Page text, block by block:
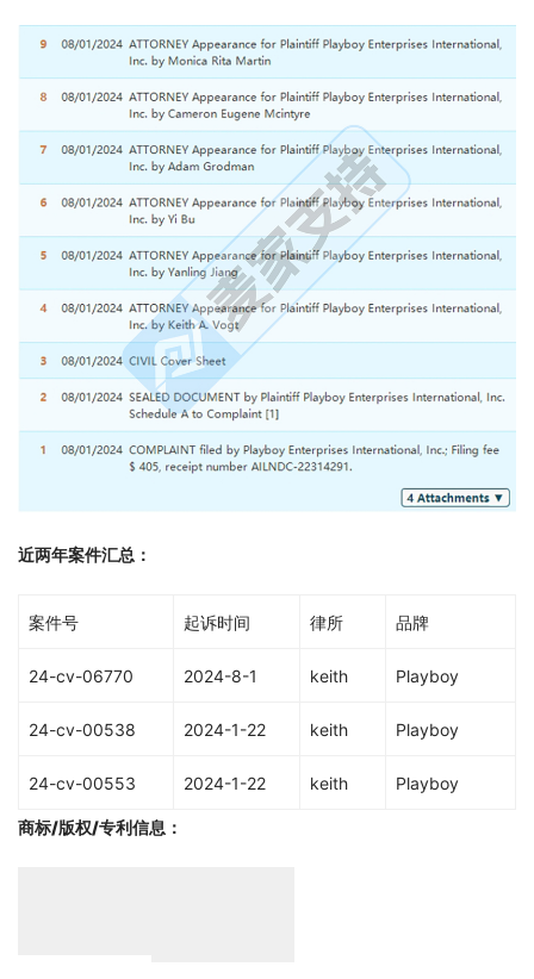
近两年案件汇总：
案件号 起诉时间 律所 品牌
24-cv-06770 2024-8-1 keith Playboy
24-cv-00538 2024-1-22 keith Playboy
24-cv-00553 2024-1-22 keith Playboy
商标/版权/专利信息 ：